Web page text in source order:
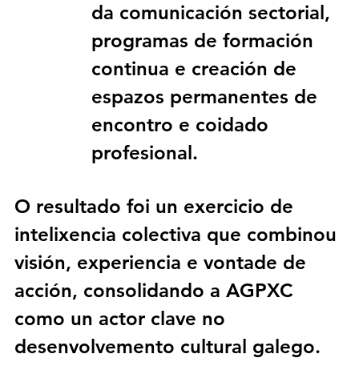
da comunicación sectorial,
programas de formación
continua e creación de
espazos permanentes de
encontro e coidado
profesional.
O resultado foi un exercicio de
intelixencia colectiva que combinou
visión, experiencia e vontade de
acción, consolidando a AGPXC
como un actor clave no
desenvolvemento cultural galego.